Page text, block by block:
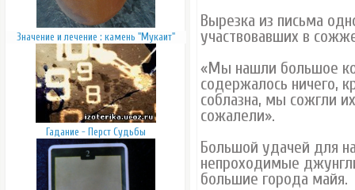
Значение и лечение : камень "Мукаит"
Гадание - Перст Судьбы
Вырезка из письма
участвовавших в
«Мы нашли большое
содержалось ничего,
соблазна, мы сожгли
сожалели».
Большой удачей для
непроходимые
большие города майя.